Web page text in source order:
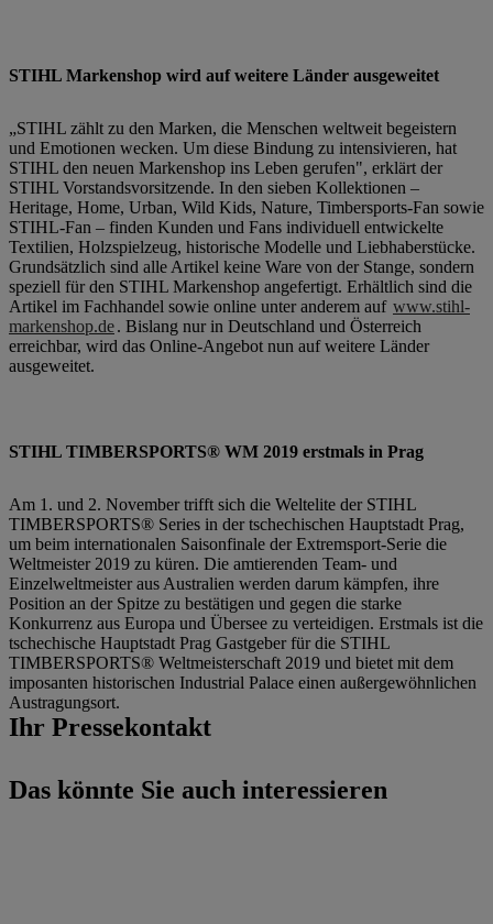
STIHL Markenshop wird auf weitere Länder ausgeweitet
„STIHL zählt zu den Marken, die Menschen weltweit begeistern
und Emotionen wecken. Um diese Bindung zu intensivieren, hat
STIHL den neuen Markenshop ins Leben gerufen", erklärt der
STIHL Vorstandsvorsitzende. In den sieben Kollektionen –
Heritage, Home, Urban, Wild Kids, Nature, Timbersports-Fan sowie
STIHL-Fan – finden Kunden und Fans individuell entwickelte
Textilien, Holzspielzeug, historische Modelle und Liebhaberstücke.
Grundsätzlich sind alle Artikel keine Ware von der Stange, sondern
speziell für den STIHL Markenshop angefertigt. Erhältlich sind die
Artikel im Fachhandel sowie online unter anderem auf www.stihl-
markenshop.de. Bislang nur in Deutschland und Österreich
erreichbar, wird das Online-Angebot nun auf weitere Länder
ausgeweitet.
STIHL TIMBERSPORTS® WM 2019 erstmals in Prag
Am 1. und 2. November trifft sich die Weltelite der STIHL
TIMBERSPORTS® Series in der tschechischen Hauptstadt Prag,
um beim internationalen Saisonfinale der Extremsport-Serie die
Weltmeister 2019 zu küren. Die amtierenden Team- und
Einzelweltmeister aus Australien werden darum kämpfen, ihre
Position an der Spitze zu bestätigen und gegen die starke
Konkurrenz aus Europa und Übersee zu verteidigen. Erstmals ist die
tschechische Hauptstadt Prag Gastgeber für die STIHL
TIMBERSPORTS® Weltmeisterschaft 2019 und bietet mit dem
imposanten historischen Industrial Palace einen außergewöhnlichen
Austragungsort.
Ihr Pressekontakt
Das könnte Sie auch interessieren